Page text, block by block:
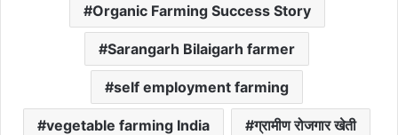
Organic Farming Success Story
Sarangarh Bilaigarh farmer
self employment farming
vegetable farming India ग्रामीण रोजगार खेती